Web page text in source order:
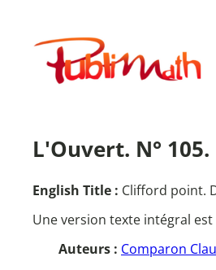
contenuPublimath
L'Ouvert. N°
English Title : Clifford point.
Une version texte intégral
Auteurs : Comparon